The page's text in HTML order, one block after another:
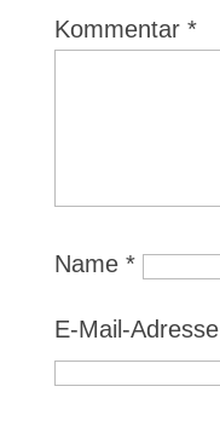
Kommentar *
Name *
E-Mail-Adresse